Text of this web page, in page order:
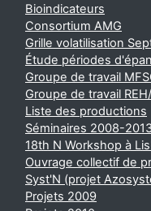
Bioindicateurs
Consortium AMG
Grille volatilisation
Étude périodes
Groupe de travail
Groupe de travail
Liste des productions
Séminaires 2008-
18th N Workshop à
Ouvrage collectif de
Syst'N (projet
Projets 2009